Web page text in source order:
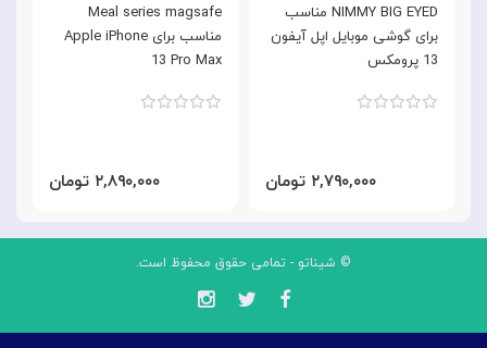
Meal series magsafe
مناسب برای Apple iPhone
13 Pro Max
۲,۸۹۰,۰۰۰ تومان
NIMMY BIG EYED مناسب
برای گوشی موبایل اپل آیفون
13 پرومکس
۲,۷۹۰,۰۰۰ تومان
© شیناتو - تمامی حقوق محفوظ است.